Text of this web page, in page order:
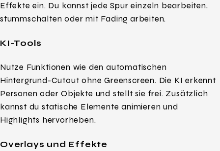
Effekte ein. Du kannst jede Spur einzeln bearbeiten,
stummschalten oder mit Fading arbeiten.
KI-Tools
Nutze Funktionen wie den automatischen
Hintergrund-Cutout ohne Greenscreen. Die KI erkennt
Personen oder Objekte und stellt sie frei. Zusätzlich
kannst du statische Elemente animieren und
Highlights hervorheben.
Overlays und Effekte